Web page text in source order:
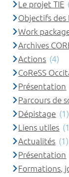
Le projet TIE
Objectifs des
Work
Archives
Actions (4)
CoReSS
Présentation
Parcours de
Dépistage (1)
Liens utiles
Actualités (1)
Présentation
Formations,